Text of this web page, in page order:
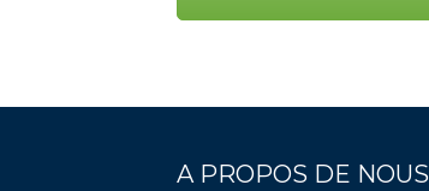
A PROPOS DE NOUS